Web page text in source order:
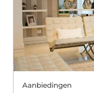
Aanbiedingen